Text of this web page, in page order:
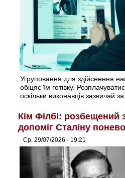
Угруповання для здійснення
обіцяє їм готівку.
оскільки виконавців зазвичай
Кім Філбі: розбещений
допоміг Сталіну
Ср, 29/07/2026 - 19:21